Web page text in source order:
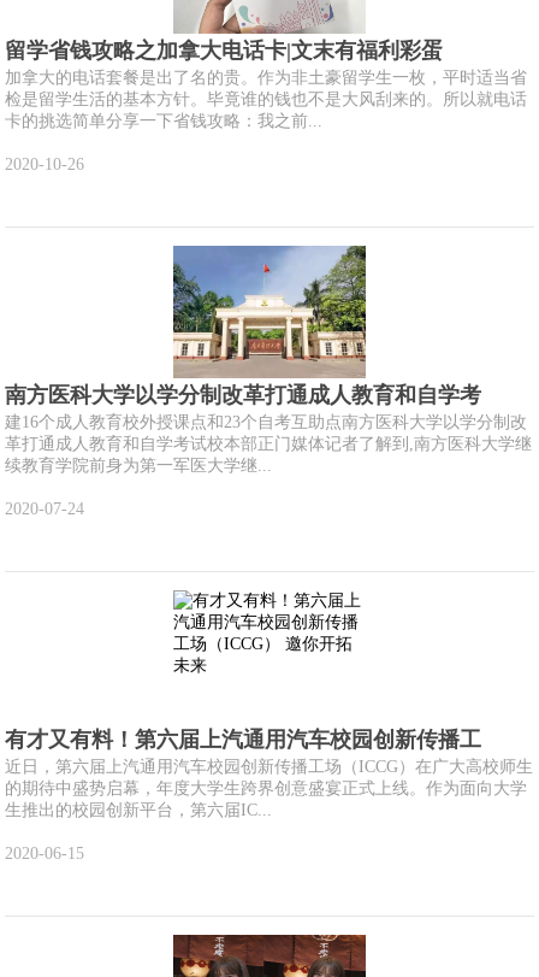
留学省钱攻略之加拿大电话卡|文末有福利彩蛋
加拿大的电话套餐是出了名的贵。作为非土豪留学生一枚，平时适当省
检是留学生活的基本方针。毕竟谁的钱也不是大风刮来的。所以就电话
卡的挑选简单分享一下省钱攻略：我之前...
2020-10-26
南方医科大学以学分制改革打通成人教育和自学考
建16个成人教育校外授课点和23个自考互助点南方医科大学以学分制改
革打通成人教育和自学考试校本部正门媒体记者了解到,南方医科大学继
续教育学院前身为第一军医大学继...
2020-07-24
有才又有料！第六届上汽通用汽车校园创新传播工
近日，第六届上汽通用汽车校园创新传播工场（ICCG）在广大高校师生
的期待中盛势启幕，年度大学生跨界创意盛宴正式上线。作为面向大学
生推出的校园创新平台，第六届IC...
2020-06-15